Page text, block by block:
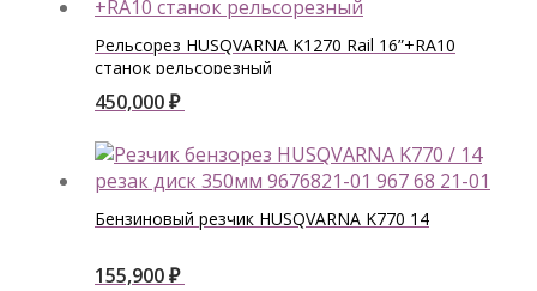
Рельсорез HUSQVARNA K1270 Rail 16”+RA10
станок рельсорезный
450,000₽
Бензиновый резчик HUSQVARNA K770 14
155,900₽